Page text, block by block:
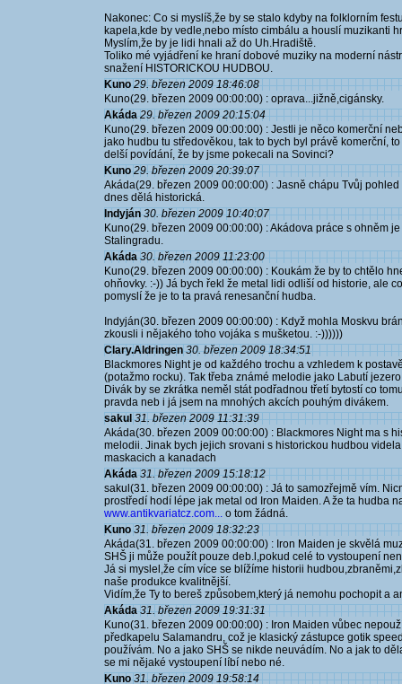
Nakonec: Co si myslíš,že by se stalo kdyby na folklorním
kapela,kde by vedle,nebo místo cimbálu a houslí muzikanti
Myslím,že by je lidi hnali až do Uh.Hradiště.
Toliko mé vyjádření ke hraní dobové muziky na moderní
snažení HISTORICKOU HUDBOU.
Kuno 29. březen 2009 18:46:08
Kuno(29. březen 2009 00:00:00) : oprava...jižně,cigánsky.
Akáda 29. březen 2009 20:15:04
Kuno(29. březen 2009 00:00:00) : Jestli je něco komerční
jako hudbu tu středověkou, tak to bych byl právě komerční,
delší povídání, že by jsme pokecali na Sovinci?
Kuno 29. březen 2009 20:39:07
Akáda(29. březen 2009 00:00:00) : Jasně chápu Tvůj
dnes dělá historická.
Indyján 30. březen 2009 10:40:07
Kuno(29. březen 2009 00:00:00) : Akádova práce s ohněm
Stalingradu.
Akáda 30. březen 2009 11:23:00
Kuno(29. březen 2009 00:00:00) : Koukám že by to chtělo
ohňovky. :-)) Já bych řekl že metal lidi odliší od historie, ale
pomyslí že je to ta pravá renesanční hudba.
Indyján(30. březen 2009 00:00:00) : Když mohla Moskvu
zkousli i nějakého toho vojáka s mušketou. :-))))))
Clary.Aldringen 30. březen 2009 18:34:51
Blackmores Night je od každého trochu a vzhledem k
(potažmo rocku). Tak třeba známé melodie jako Labutí
Divák by se zkrátka neměl stát podřadnou třetí bytostí co
pravda neb i já jsem na mnohých akcích pouhým divákem.
sakul 31. březen 2009 11:31:39
Akáda(30. březen 2009 00:00:00) : Blackmores Night ma s
melodii. Jinak bych jejich srovani s historickou hudbou
maskacich a kanadach
Akáda 31. březen 2009 15:18:12
sakul(31. březen 2009 00:00:00) : Já to samozřejmě vím.
prostředí hodí lépe jak metal od Iron Maiden. A že ta hudba
www.antikvariatcz.com... o tom žádná.
Kuno 31. březen 2009 18:32:23
Akáda(31. březen 2009 00:00:00) : Iron Maiden je skvělá
SHŠ ji může použít pouze deb.l,pokud celé to vystoupení
Já si myslel,že cím více se blížíme historii
naše produkce kvalitnější.
Vidím,že Ty to bereš způsobem,který já nemohu pochopit a
Akáda 31. březen 2009 19:31:31
Kuno(31. březen 2009 00:00:00) : Iron Maiden vůbec
předkapelu Salamandru, což je klasický zástupce gotik
používám. No a jako SHŠ se nikde neuvádím. No a jak to
se mi nějaké vystoupení líbí nebo né.
Kuno 31. březen 2009 19:58:14